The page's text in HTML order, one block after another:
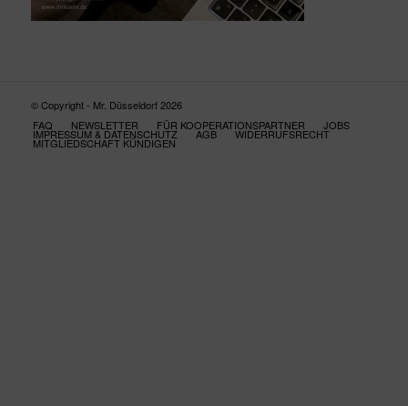
© Copyright - Mr. Düsseldorf 2026
FAQ
NEWSLETTER FÜR KOOPERATIONSPARTNER JOBS
IMPRESSUM & DATENSCHUTZ AGB WIDERRUFSRECHT
MITGLIEDSCHAFT KÜNDIGEN